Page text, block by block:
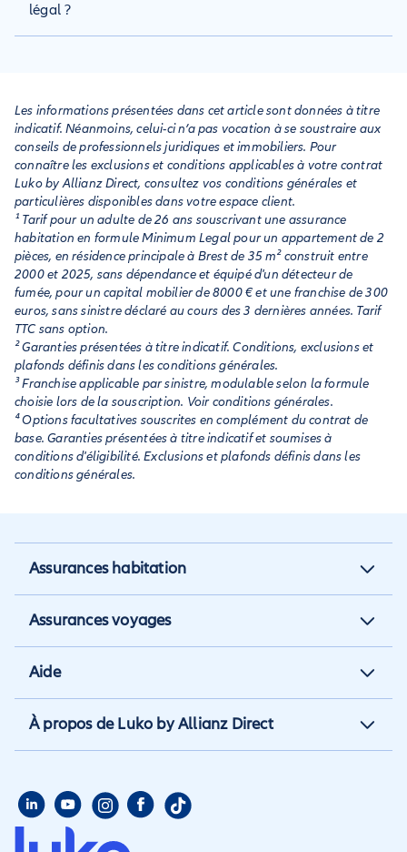
l’échéance annuelle ou utilisez la loi Hamon après un an de
contrat. En cas de déménagement, fournissez un justificatif
pour résilier sans frais. Assurez-vous de souscrire une
légal ?
vous êtes assuré par ailleurs.
Les informations présentées dans cet article sont données à titre
indicatif. Néanmoins, celui-ci n’a pas vocation à se soustraire aux
conseils de professionnels juridiques et immobiliers. Pour
connaître les exclusions et conditions applicables à votre contrat
Luko by Allianz Direct, consultez vos conditions générales et
particulières disponibles dans votre espace client.
¹ Tarif pour un adulte de 26 ans souscrivant une assurance
habitation en formule Minimum Legal pour un appartement de 2
pièces, en résidence principale à Brest de 35 m² construit entre
2000 et 2025, sans dépendance et équipé d'un détecteur de
fumée, pour un capital mobilier de 8000 € et une franchise de 300
euros, sans sinistre déclaré au cours des 3 dernières années. Tarif
TTC sans option.
² Garanties présentées à titre indicatif. Conditions, exclusions et
plafonds définis dans les conditions générales.
³ Franchise applicable par sinistre, modulable selon la formule
choisie lors de la souscription. Voir conditions générales.
⁴ Options facultatives souscrites en complément du contrat de
base. Garanties présentées à titre indicatif et soumises à
conditions d'éligibilité. Exclusions et plafonds définis dans les
conditions générales.
Assurances habitation
Assurance habitation
Assurance locataire
Assurance propriétaire non
occupant
Assurance colocataire
Assurances voyages
Assurance vacances
Assurance annulation
Assurance annuelle
Assurance étudiant
Assurance PVT
Aide
Aide et contact
Aide habitation
Mon compte
À propos de Luko by Allianz Direct
Presse
Avis